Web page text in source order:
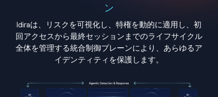
ン
Idiraは、リスクを可視化し、特権を動的に適用し、初
回アクセスから最終セッションまでのライフサイクル
全体を管理する統合制御プレーンにより、あらゆるア
イデンティティを保護します。